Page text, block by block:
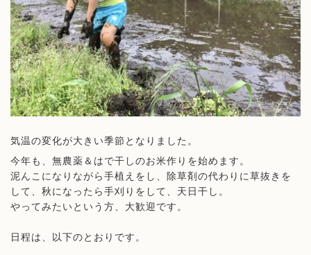
気温の変化が大きい季節となりました。
今年も、無農薬＆はで干しのお米作りを始めます。
泥んこになりながら手植えをし、除草剤の代わりに草抜きを
して、秋になったら手刈りをして、天日干し。
やってみたいという方、大歓迎です。
日程は、以下のとおりです。